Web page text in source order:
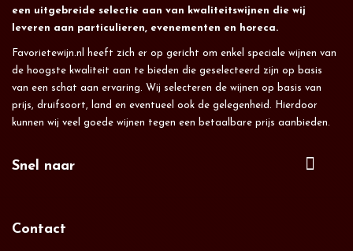
een uitgebreide selectie aan van kwaliteitswijnen die wij
leveren aan particulieren, evenementen en horeca.
Favorietewijn.nl heeft zich er op gericht om enkel speciale wijnen van
de hoogste kwaliteit aan te bieden die geselecteerd zijn op basis
van een schat aan ervaring. Wij selecteren de wijnen op basis van
prijs, druifsoort, land en eventueel ook de gelegenheid. Hierdoor
kunnen wij veel goede wijnen tegen een betaalbare prijs aanbieden.
Snel naar
Contact